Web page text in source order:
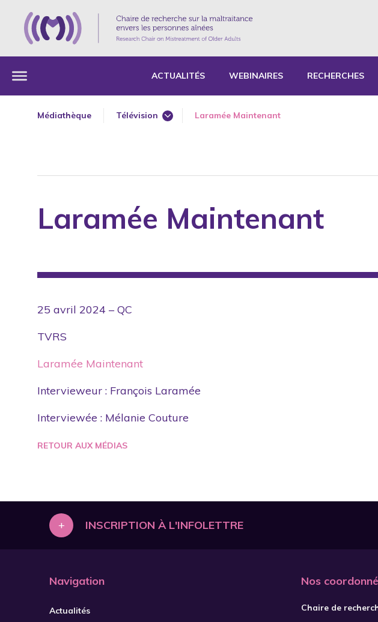
ACTUALITÉS WEBINAIRES RECHERCHES
Médiathèque
Télévision
Médias – Université
Web
Laramée Maintenant
Laramée Maintenant
25 avril 2024 – QC
TVRS
Laramée Maintenant
Intervieweur : François Laramée
Interviewée : Mélanie Couture
RETOUR AUX MÉDIAS
+ INSCRIPTION À L'INFOLETTRE
Navigation
Actualités
Nos
Chaire de